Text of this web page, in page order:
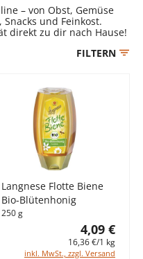
– von Obst, Gemüse
und Feinkost.
direkt zu dir nach Hause!
FILTERN
Langnese Flotte Biene
Bio-Blütenhonig
250 g
4,09 €
16,36 €/1 kg
inkl. MwSt., zzgl. Versand